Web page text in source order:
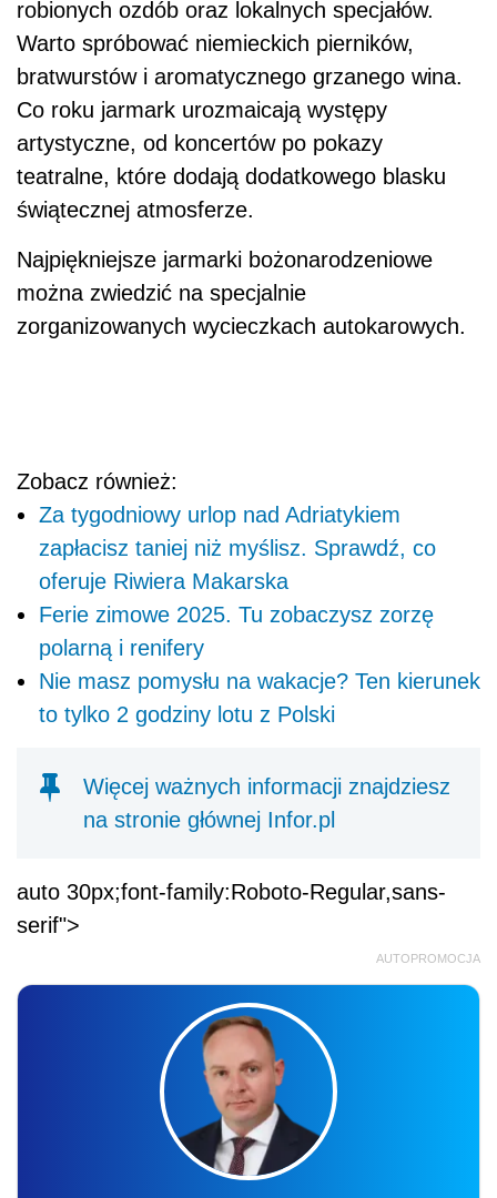
robionych ozdób oraz lokalnych specjałów.
Warto spróbować niemieckich pierników,
bratwurstów i aromatycznego grzanego wina.
Co roku jarmark urozmaicają występy
artystyczne, od koncertów po pokazy
teatralne, które dodają dodatkowego blasku
świątecznej atmosferze.
Najpiękniejsze jarmarki bożonarodzeniowe
można zwiedzić na specjalnie
zorganizowanych wycieczkach autokarowych.
Zobacz również:
Za tygodniowy urlop nad Adriatykiem
zapłacisz taniej niż myślisz. Sprawdź, co
oferuje Riwiera Makarska
Ferie zimowe 2025. Tu zobaczysz zorzę
polarną i renifery
Nie masz pomysłu na wakacje? Ten kierunek
to tylko 2 godziny lotu z Polski
Więcej ważnych informacji znajdziesz
na stronie głównej Infor.pl
auto 30px;font-family:Roboto-Regular,sans-
serif">
AUTOPROMOCJA